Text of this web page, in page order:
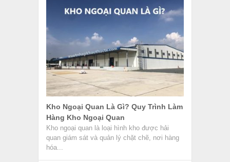
Quy Trình Làm Thủ Tục Xuất Nhập
Khẩu – Chứng Từ Kèm Theo
Thủ tục xuất nhập khẩu là hình thức giao dịch
ngoại thương giữa Việt Nam và quốc gia
khác. Trong...